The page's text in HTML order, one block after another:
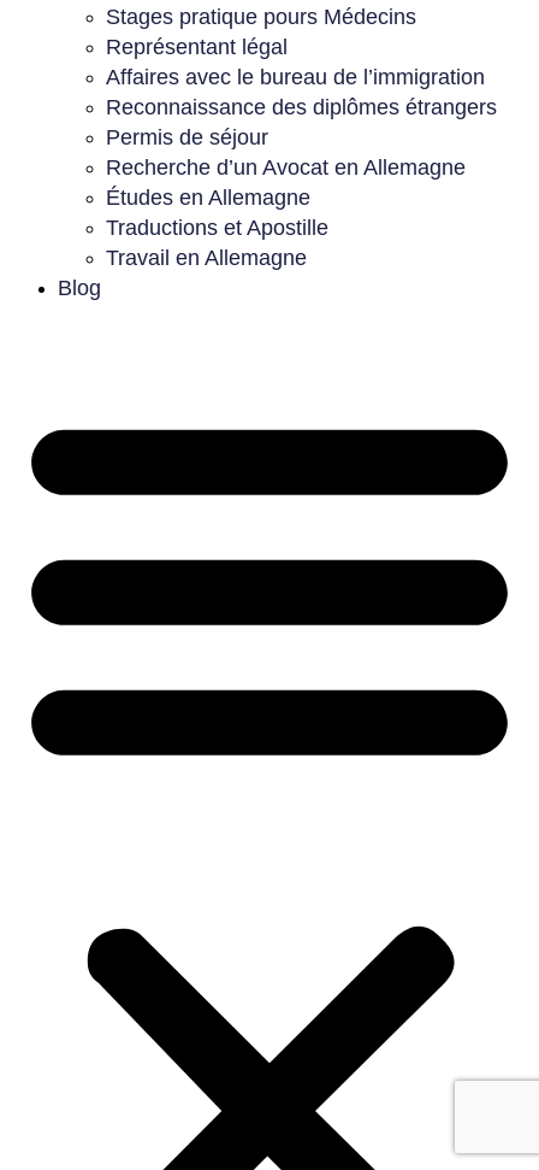
Stages pratique pours Médecins
Représentant légal
Affaires avec le bureau de l’immigration
Reconnaissance des diplômes étrangers
Permis de séjour
Recherche d’un Avocat en Allemagne
Études en Allemagne
Traductions et Apostille
Travail en Allemagne
Blog